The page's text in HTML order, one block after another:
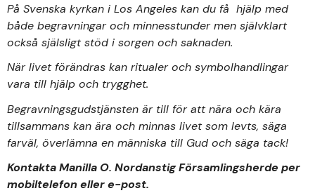
På Svenska kyrkan i Los Angeles kan du få hjälp med
både begravningar och minnesstunder men självklart
också själsligt stöd i sorgen och saknaden.
När livet förändras kan ritualer och symbolhandlingar
vara till hjälp och trygghet.
Begravningsgudstjänsten är till för att nära och kära
tillsammans kan ära och minnas livet som levts, säga
farväl, överlämna en människa till Gud och säga tack!
Kontakta Manilla O. Nordanstig Församlingsherde per
mobiltelefon eller e-post.